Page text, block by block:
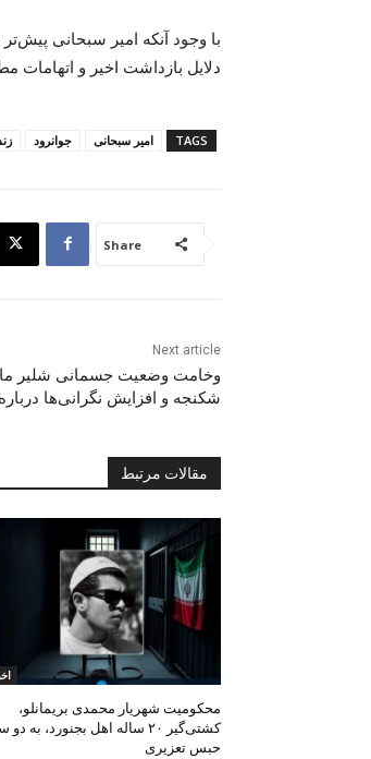
با وجود آنکه امیر سبحانی
دلایل بازداشت اخیر و
TAGS امیر سبحانی جوانرود
Share
Next article
وخامت وضعیت جسمانی شلیر
شکنجه و افزایش نگرانی‌ها
مقالات مرتبط
محکومیت شهریار محمدی بریمانلو،
کشتی‌گیر ۲۰ ساله اهل بجنورد، به
حبس تعزیری